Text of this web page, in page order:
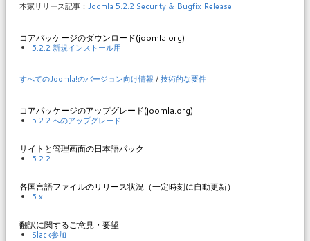
本家リリース記事： Joomla 5.2.2 Security & Bugfix Release
コアパッケージのダウンロード(joomla.org)
5.2.2 新規インストール用
すべてのJoomla!のバージョン向け情報 /技術的な要件
コアパッケージのアップグレード(joomla.org)
5.2.2 へのアップグレード
サイトと管理画面の日本語パック
5.2.2
各国言語ファイルのリリース状況（一定時刻に自動更新）
5.x
翻訳に関するご意見・要望
Slack参加